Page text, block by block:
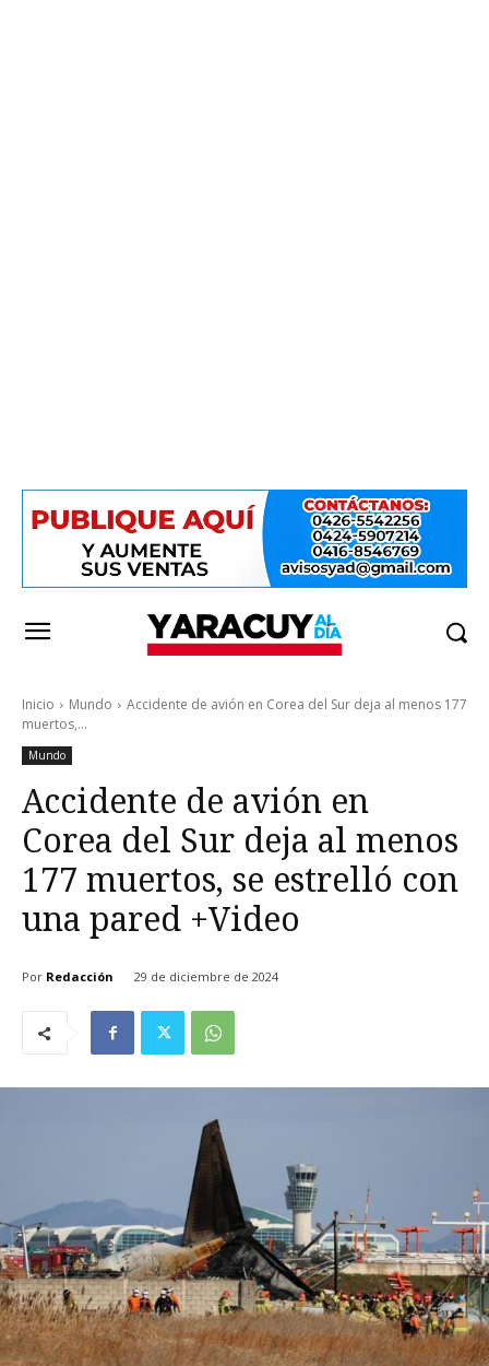
Inicio Mundo
Accidente de avión en Corea del Sur deja al menos 177
muertos,...
Mundo
Accidente de avión en
Corea del Sur deja al menos
177 muertos, se estrelló con
una pared +Video
Por Redacción 29 de diciembre de 2024